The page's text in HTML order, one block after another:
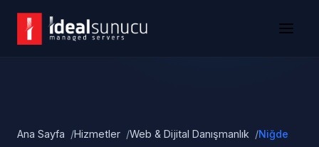
Ana Sayfa Hizmetler Web & Dijital Danışmanlık Niğde